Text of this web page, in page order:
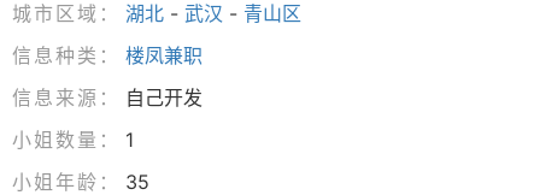
城市区域： 湖北 - 武汉 - 青山区
信息种类：
楼凤兼职
信息来源：
自己开发
小姐数量：
1
小姐年龄：
35